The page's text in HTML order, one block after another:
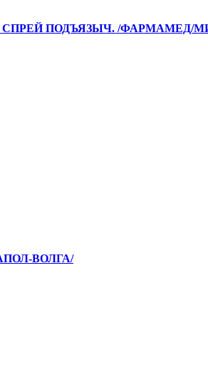
СПРЕЙ ПОДЪЯЗЫЧ. /ФАРМАМЕД/
ВОЛГА/